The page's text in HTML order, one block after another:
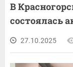
В
состоялась
27.10.2025